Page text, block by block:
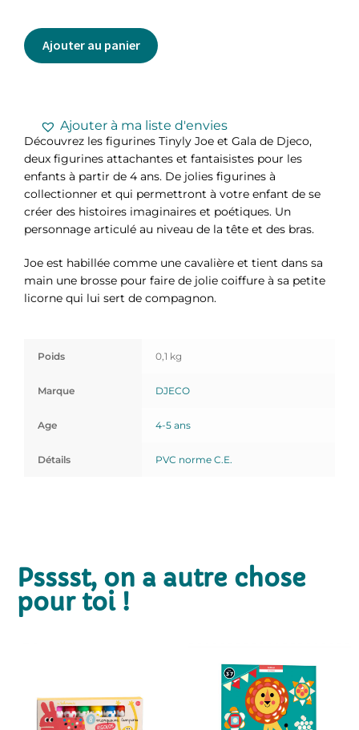
Ajouter au panier
Ajouter à ma liste d'envies
Découvrez les figurines Tinyly Joe et Gala de Djeco,
deux figurines attachantes et fantaisistes pour les
enfants à partir de 4 ans. De jolies figurines à
collectionner et qui permettront à votre enfant de se
créer des histoires imaginaires et poétiques. Un
personnage articulé au niveau de la tête et des bras.
Joe est habillée comme une cavalière et tient dans sa
main une brosse pour faire de jolie coiffure à sa petite
licorne qui lui sert de compagnon.
Poids 0,1 kg
Marque DJECO
Age 4-5 ans
Détails PVC norme C.E.
Psssst, on a autre chose
pour toi !